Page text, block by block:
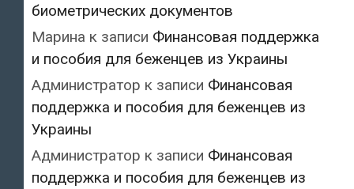
биометрических документов
Марина к записи Финансовая поддержка
и пособия для беженцев из Украины
Администратор к записи Финансовая
поддержка и пособия для беженцев из
Украины
Администратор к записи Финансовая
поддержка и пособия для беженцев из